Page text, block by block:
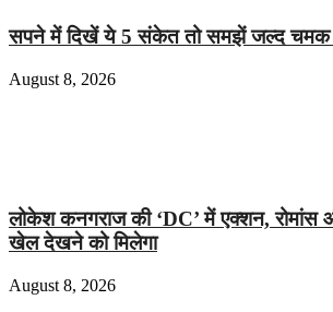
सपने में दिखें ये 5 संकेत तो समझें जल्द चमक
August 8, 2026
लोकेश कनगराज की ‘DC’ में एक्शन,
खेल देखने को मिलेगा
August 8, 2026